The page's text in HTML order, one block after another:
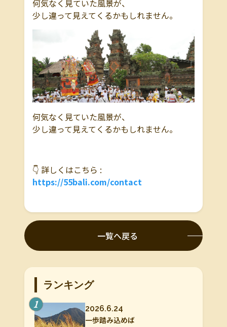
何気なく見ていた風景が、
少し違って見えてくるかもしれません。
何気なく見ていた風景が、
少し違って見えてくるかもしれません。
👇 詳しくはこちら :
https://55bali.com/contact
一覧へ戻る
ランキング
1
2026.6.24
一歩踏み込めば